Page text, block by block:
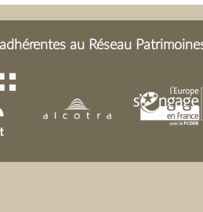
au Réseau